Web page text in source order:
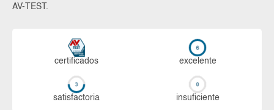
AV-TEST.
certi­ficados ex­ce­len­te
sa­tis­fac­to­ria in­su­fi­cien­te